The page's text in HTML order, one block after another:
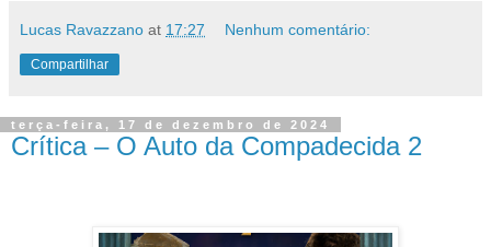
Lucas Ravazzano at 17:27 Nenhum comentário:
Compartilhar
terça-feira, 17 de dezembro de 2024
Crítica – O Auto da Compadecida 2